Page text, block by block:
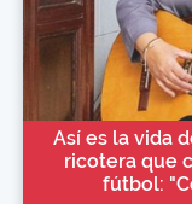
Así es la vida
ricotera que
fútbol: